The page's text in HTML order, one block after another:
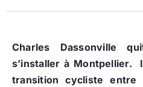
Charles Dassonville
s’installer à Montpellier.
transition cycliste